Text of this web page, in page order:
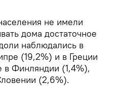
не имели
дома достаточное
наблюдались в
(19,2%) и в Греции
в Финляндии (1,4%),
(2,6%).